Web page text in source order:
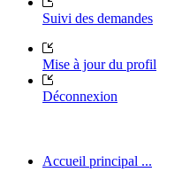
Suivi des demandes
Mise à jour du profil
Déconnexion
Accueil principal ...